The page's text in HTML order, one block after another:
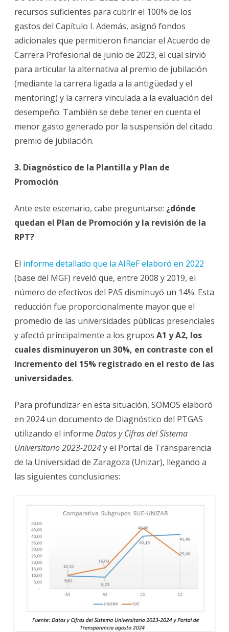
recursos suficientes para cubrir el 100% de los
gastos del Capítulo I. Además, asignó fondos
adicionales que permitieron financiar el Acuerdo de
Carrera Profesional de junio de 2023, el cual sirvió
para articular la alternativa al premio de jubilación
(mediante la carrera ligada a la antigüedad y el
mentoring) y la carrera vinculada a la evaluación del
desempeño. También se debe tener en cuenta el
menor gasto generado por la suspensión del citado
premio de jubilación.
3. Diagnóstico de la Plantilla y Plan de
Promoción
Ante este escenario, cabe preguntarse: ¿dónde
quedan el Plan de Promoción y la revisión de la
RPT?
El informe detallado que la AIReF elaboró en 2022
(base del MGF) reveló que, entre 2008 y 2019, el
número de efectivos del PAS disminuyó un 14%. Esta
reducción fue proporcionalmente mayor que el
promedio de las universidades públicas presenciales
y afectó principalmente a los grupos A1 y A2, los
cuales disminuyeron un 30%, en contraste con el
incremento del 15% registrado en el resto de las
universidades.
Para profundizar en esta situación, SOMOS elaboró
en 2024 un documento de Diagnóstico del PTGAS
utilizando el informe Datos y Cifras del Sistema
Universitario 2023-2024y el Portal de Transparencia
de la Universidad de Zaragoza (Unizar), llegando a
las siguientes conclusiones: